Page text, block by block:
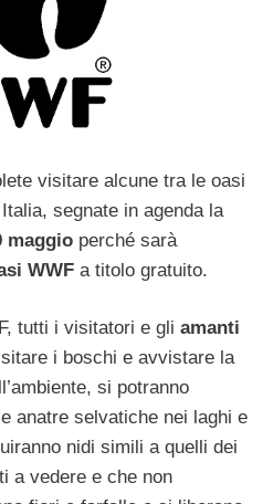
visitare alcune tra le oasi
segnate in agenda la
maggio perché sarà
WWF a titolo gratuito.
tutti i visitatori e gli amanti
i boschi e avvistare la
si potranno
anatre selvatiche nei laghi e
nidi simili a quelli dei
a vedere e che non